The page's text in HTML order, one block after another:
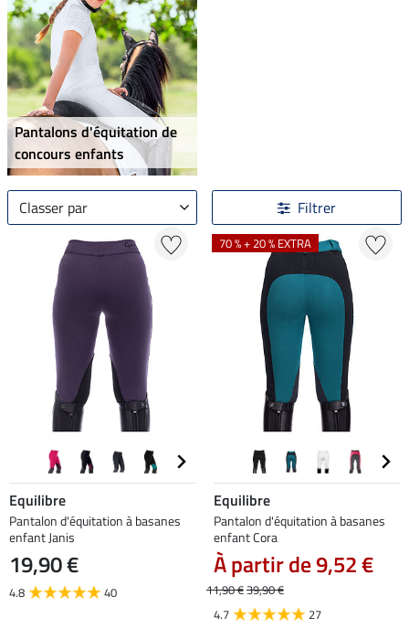
Pantalons d'équitation de
concours enfants
Classer par Filtrer
Equilibre
Pantalon d'équitation à basanes
enfant Janis
19,90 €
4.8 40
70 % + 20 % EXTRA
Equilibre
Pantalon d'équitation à basanes
enfant Cora
À partir de 9,52 €
11,90 €39,90 €
4.7
27